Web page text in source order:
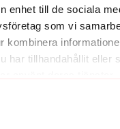
enhet till de sociala
som vi
kombinera
har tillhandahållit eller